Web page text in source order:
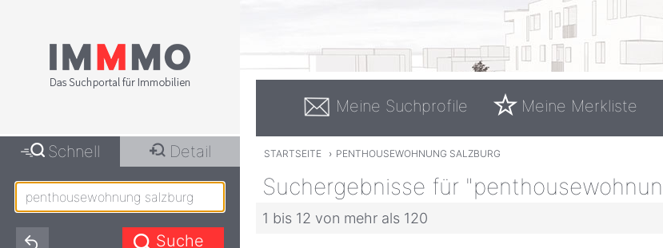
Meine Suchprofile Meine Merkliste
STARTSEITE › PENTHOUSEWOHNUNG SALZBURG
Suchergebnisse für
1 bis 12 von mehr als 120
Schnell Detail